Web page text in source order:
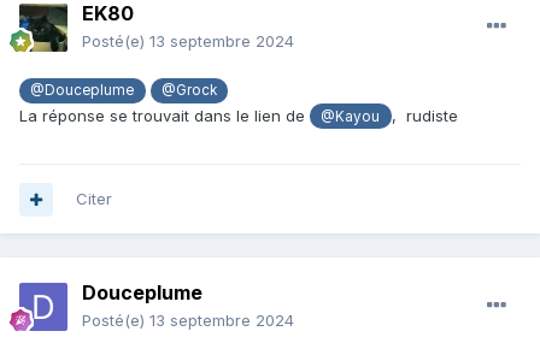
EK80
Posté(e) 13 septembre 2024
@Douceplume @Grock
La réponse se trouvait dans le lien de @Kayou , rudiste
Citer
Douceplume
Posté(e) 13 septembre 2024